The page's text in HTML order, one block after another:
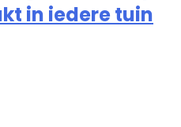
in iedere tuin